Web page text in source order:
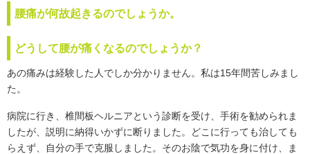
腰痛が何故起きるのでしょうか。
どうして腰が痛くなるのでしょうか？
あの痛みは経験した人でしか分かりません。私は15年間苦しみまし
た。
病院に行き、椎間板ヘルニアという診断を受け、手術を勧められま
したが、説明に納得いかずに断りました。どこに行っても治しても
らえず、自分の手で克服しました。そのお陰で気功を身に付け、ま